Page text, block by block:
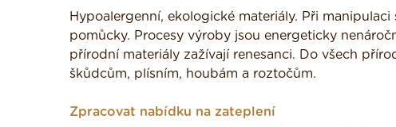
Hypoalergenní, ekologické materiály. Při
pomůcky. Procesy výroby jsou energeticky
přírodní materiály zažívají renesanci. Do všech
škůdcům, plísním, houbám a roztočům.
Zpracovat nabídku na zateplení